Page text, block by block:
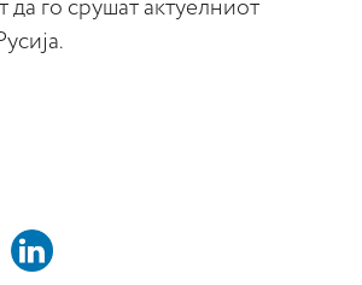
го срушат актуелниот